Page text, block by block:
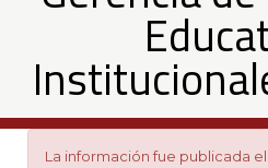
Gerencia
deLa información fue publicada el